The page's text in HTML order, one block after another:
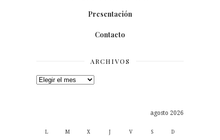
Presentación
Contacto
ARCHIVOS
Archivos
agosto 2026
L M X J V S D